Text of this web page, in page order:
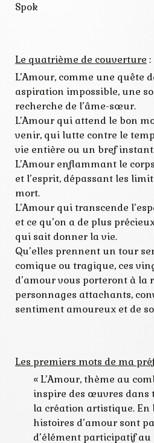
Spok
Le quatrième de couverture :
L’Amour, comme une quête
aspiration impossible, une
recherche de l’âme-sœur.
L’Amour qui attend le bon
venir, qui lutte contre le
vie entière ou un bref
L’Amour enflammant le
et l’esprit, dépassant les
mort.
L’Amour qui transcende
et ce qu’on a de plus
qui sait donner la vie.
Qu’elles prennent un tour
comique ou tragique, ces
d’amour vous porteront à la
personnages attachants,
sentiment amoureux et de
Les premiers mots de ma
« L’Amour, thème au
inspire des œuvres dans
la création artistique. En
histoires d’amour sont
d’élément participatif